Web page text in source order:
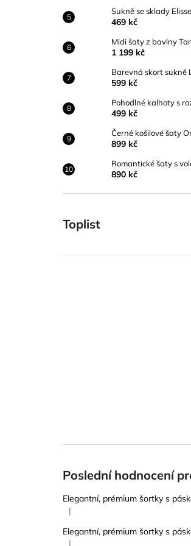
Sukně se sklady Elisse
469 kč
Midi šaty z bavlny
1 199 kč
Barevná skort sukně
599 kč
Pohodlné kalhoty s
499 kč
Černé košilové šaty
899 kč
Romantické šaty s
890 kč
Toplist
Poslední hodnocení
Elegantní, prémium šortky s
Hodnocení produktu je 5 z 5
|
Elegantní, prémium šortky s
|